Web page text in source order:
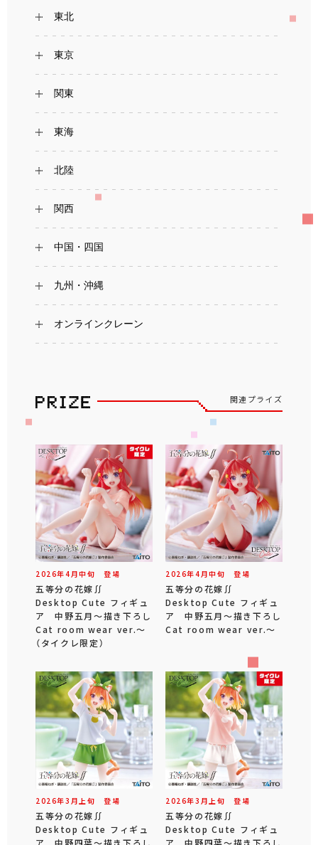
東北
東京
関東
東海
北陸
関西
中国・四国
九州・沖縄
オンラインクレーン
関連プライズ
2026年4 月中旬 登場
五等分の花嫁∬
Desktop Cute フィギュ
ア 中野五月～描き下ろし
Cat room wear ver.～
（タイクレ限定）
2026年4 月中旬 登場
五等分の花嫁∬
Desktop Cute フィギュ
ア 中野五月～描き下ろし
Cat room wear ver.～
2026年3 月 上旬 登場
五等分の花嫁∬
Desktop Cute フィギュ
2026年3 月 上旬 登場
五等分の花嫁∬
Desktop Cute フィギュ